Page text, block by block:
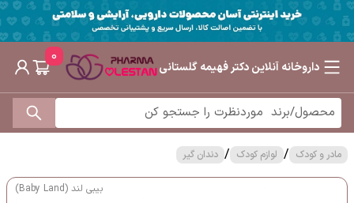
داروخانه آنلاین دکتر فهیمه گلستانی
0
مادر و کودک / لوازم کودک / دندان گیر
بیبی لند (Baby Land)